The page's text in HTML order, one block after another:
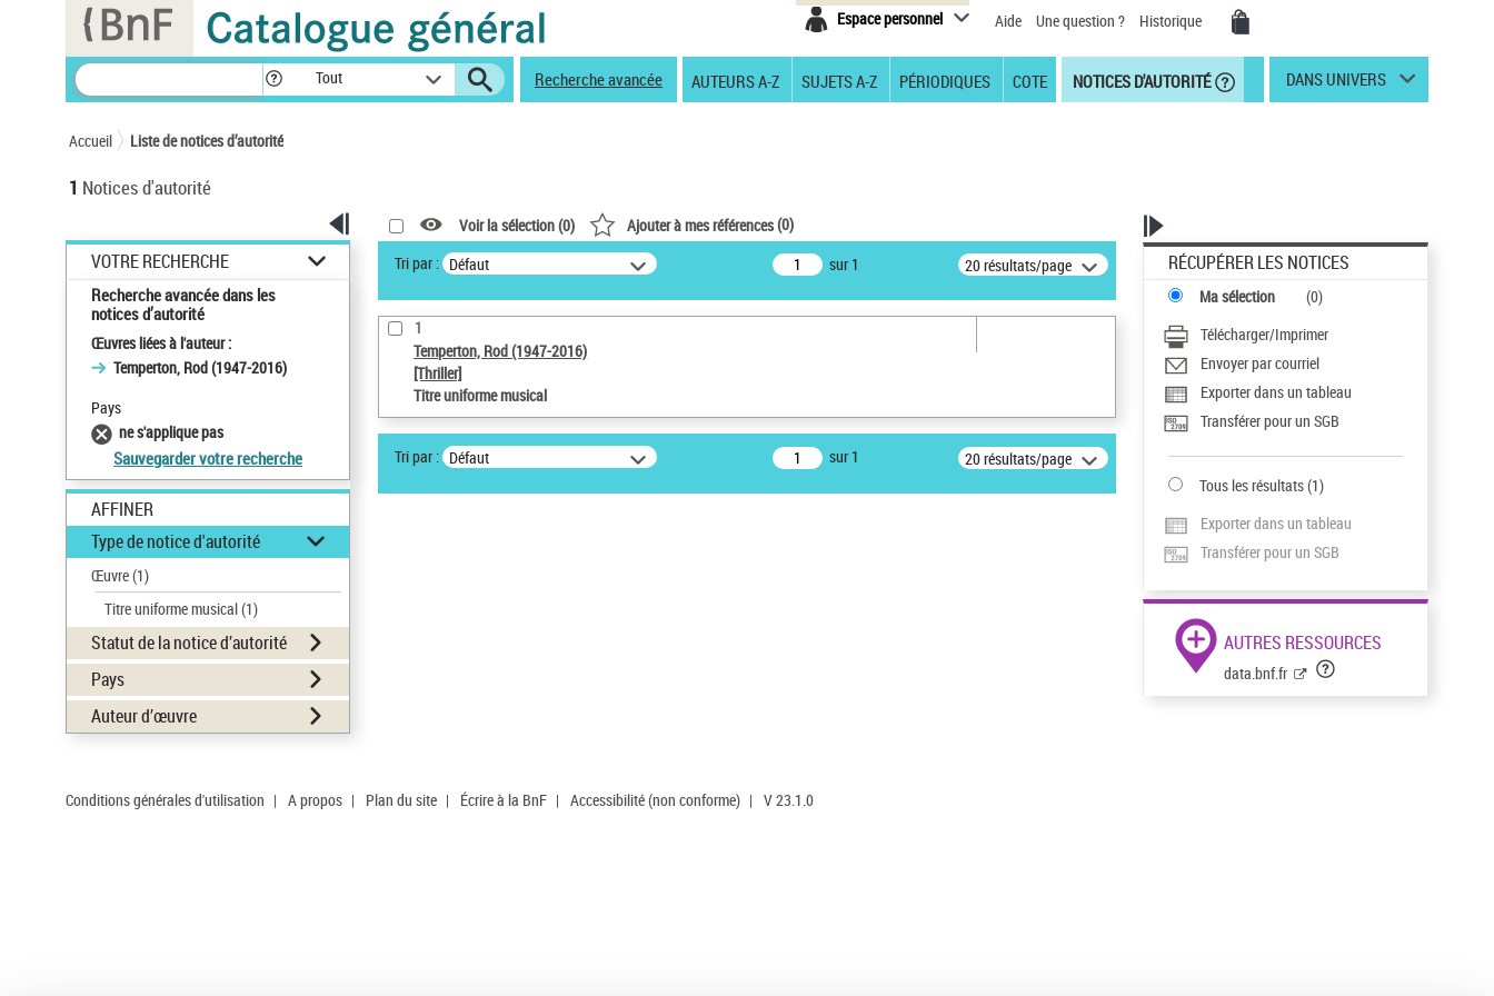
Espace personnel Aide Une question ? Historique
Tout Recherche avancée AUTEURS A-Z SUJETS A-Z PÉRIODIQUES COTE NOTICES D'AUTORITÉ DANS UNIVERS
Accueil Liste de notices d’autorité
1 Notices d'autorité
VOTRE RECHERCHE
Recherche avancée dans les
notices d’autorité
Œuvres liées à l'auteur :
Temperton, Rod (1947-2016)
Pays
ne s'applique pas
Sauvegarder votre recherche
AFFINER
Type de notice d'autorité
Œuvre(1)
Titre uniforme musical(1)
Statut de la notice d’autorité
Pays
Auteur d’œuvre
Voir la sélection (0) Ajouter à mes références(0)
Tri par : Défaut sur 1 20 résultats/page
1
Temperton, Rod (1947-2016)
[Thriller]
Titre uniforme musical
Tri par : Défaut sur 1 20 résultats/page
RÉCUPÉRER LES NOTICES
Ma sélection (0)
Télécharger/Imprimer
Envoyer par courriel
Exporter dans un tableau
Transférer pour un SGB
Tous les résultats(1)
Exporter dans un tableau
Transférer pour un SGB
AUTRES RESSOURCES
data.bnf.fr
Conditions générales d'utilisation | A propos | Plan du site | Écrire à la BnF | Accessibilité (non conforme) | V 23.1.0
Panneau de gestion des cookies